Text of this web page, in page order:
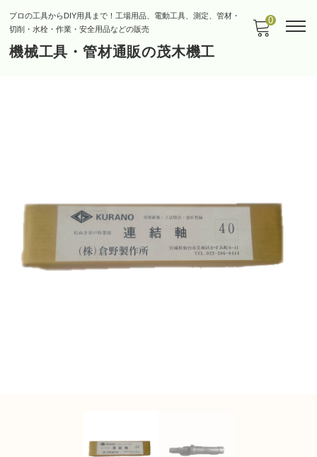
プロの工具からDIY用具まで！工場用品、電動工具、測定、管材・
切削・水栓・作業・安全用品などの販売
機械工具・管材通販の茂木機工
0